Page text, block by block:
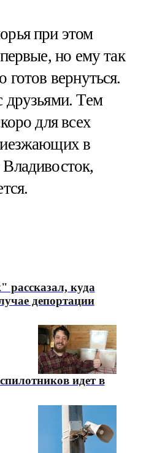
при этом
но ему так
готов вернуться.
Тем
для всех
в
рассказал, куда
депортации
идет в